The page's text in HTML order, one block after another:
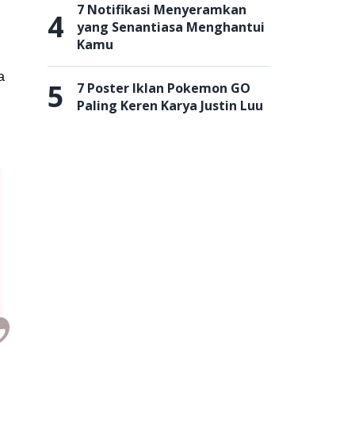
4
7 Notifikasi Menyeramkan
yang Senantiasa Menghantui
Kamu
5
7 Poster Iklan Pokemon GO
Paling Keren Karya Justin Luu